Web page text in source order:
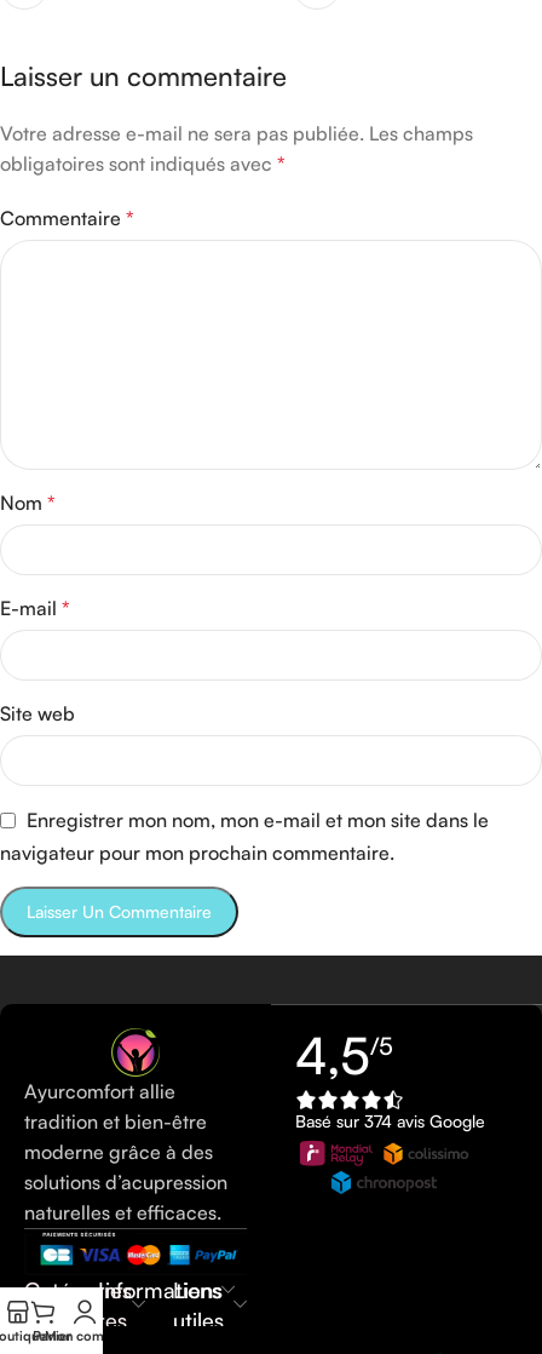
Laisser un commentaire
Votre adresse e-mail ne sera pas publiée. Les champs
obligatoires sont indiqués avec *
Commentaire *
Nom *
E-mail *
Site web
Enregistrer mon nom, mon e-mail et mon site dans le
navigateur pour mon prochain commentaire.
Ayurcomfort allie
tradition et bien-être
moderne grâce à des
solutions d’acupression
naturelles et efficaces.
Catégories
populaires
Informations
Liens
utiles
4,5/5
Basé sur 374 avis Google
Panier
Mon compte